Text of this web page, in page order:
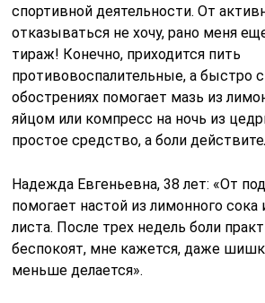
спортивной деятельности. От
отказываться не хочу, рано меня
тираж! Конечно, приходится пить
противовоспалительные, а быстро
обострениях помогает мазь из
яйцом или компресс на ночь из
простое средство, а боли
Надежда Евгеньевна, 38 лет: «От
помогает настой из лимонного сока
листа. После трех недель боли
беспокоят, мне кажется, даже
меньше делается».